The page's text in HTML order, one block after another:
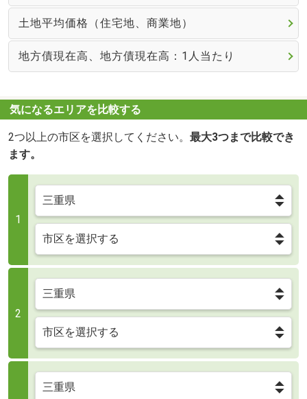
土地平均価格（住宅地、商業地）
地方債現在高、地方債現在高：1人当たり
気になるエリアを比較する
2つ以上の市区を選択してください。 最大3つまで比較でき
ます。
1
2